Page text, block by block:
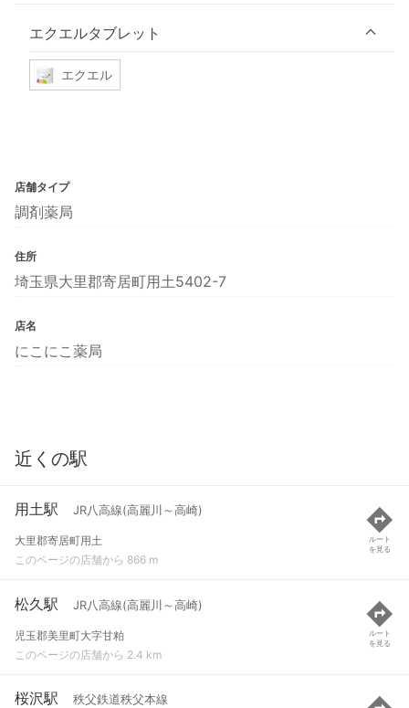
エクエルタブレット
エクエル
店舗タイプ
調剤薬局
住所
埼玉県大里郡寄居町用土5402-7
店名
にこにこ薬局
近くの駅
用土駅 JR八高線(高麗川～高崎)
大里郡寄居町用土
このページの店舗から 866 m
ルート
を見る
松久駅 JR八高線(高麗川～高崎)
児玉郡美里町大字甘粕
このページの店舗から 2.4 km
ルート
を見る
桜沢駅 秩父鉄道秩父本線